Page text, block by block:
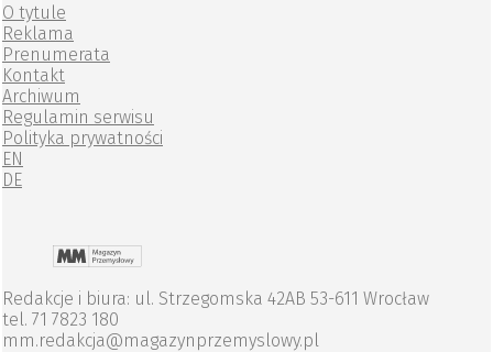
O tytule
Reklama
Prenumerata
Kontakt
Archiwum
Regulamin serwisu
Polityka prywatności
EN
DE
Redakcje i biura: ul. Strzegomska 42AB 53-611 Wrocław
tel. 71 7823 180
mm.redakcja@magazynprzemyslowy.pl